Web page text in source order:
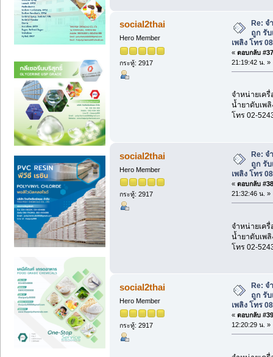
social2thai
Hero Member
กระทู้: 2917
Re: จ
ถูก รั
เพลิง โทร
« ตอบกลับ
21:19:42 น. »
จำหน่ายเครื่
น้ำยาดับเพลิ
โทร 02-
social2thai
Hero Member
กระทู้: 2917
Re: จ
ถูก รั
เพลิง โทร
« ตอบกลับ
21:32:46 น. »
จำหน่ายเครื่
น้ำยาดับเพลิ
โทร 02-
social2thai
Hero Member
กระทู้: 2917
Re: จ
ถูก รั
เพลิง โทร
« ตอบกลับ
12:20:29 น. »